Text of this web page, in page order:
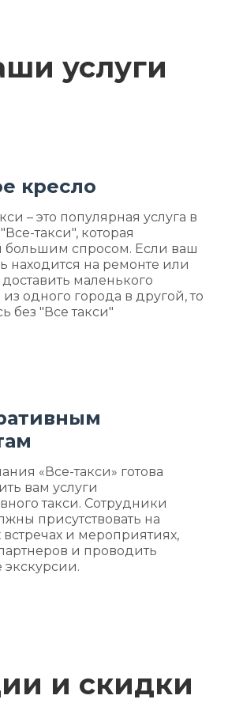
услуги
кресло
– это популярная услуга в
такси", которая
большим спросом. Если ваш
находится на ремонте или
маленького
одного города в другой, то
без "Все такси"
«Все-такси» готова
вам услуги
такси. Сотрудники
присутствовать на
и мероприятиях,
и проводить
и скидки